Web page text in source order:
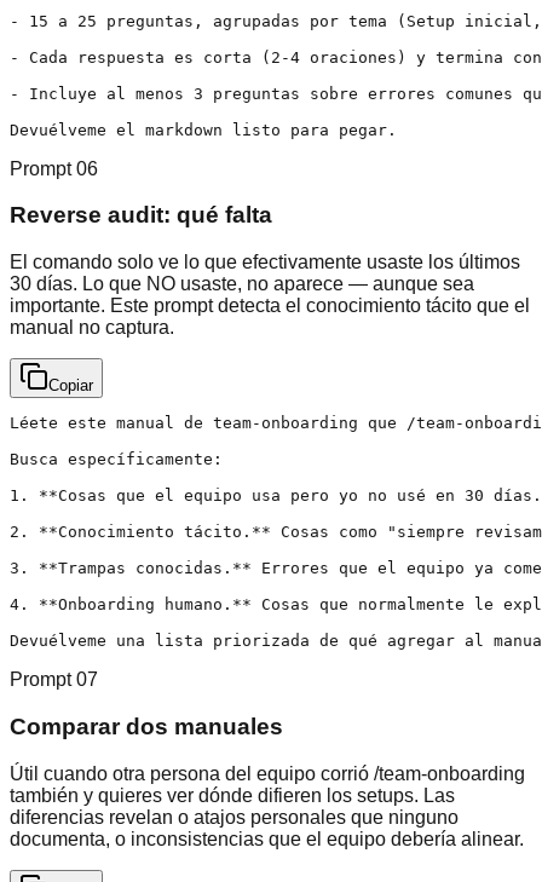
- 15 a 25 preguntas, agrupadas por tema (Setup
- Cada respuesta es corta (2-4 oraciones) y termina
- Incluye al menos 3 preguntas sobre errores comunes
Devuélveme el markdown listo para pegar.
Prompt06
Reverse audit: qué falta
El comando solo ve lo que efectivamente usaste los últimos
30 días. Lo que NO usaste, no aparece — aunque sea
importante. Este prompt detecta el conocimiento tácito que el
manual no captura.
Copiar
Léete este manual de team-onboarding que /team-
Busca específicamente:
1. **Cosas que el equipo usa pero yo no usé en 30
2. **Conocimiento tácito.** Cosas como "siempre
3. **Trampas conocidas.** Errores que el equipo ya
4. **Onboarding humano.** Cosas que normalmente le
Devuélveme una lista priorizada de qué agregar al
Prompt07
Comparar dos manuales
Útil cuando otra persona del equipo corrió /team-onboarding
también y quieres ver dónde difieren los setups. Las
diferencias revelan o atajos personales que ninguno
documenta, o inconsistencias que el equipo debería alinear.